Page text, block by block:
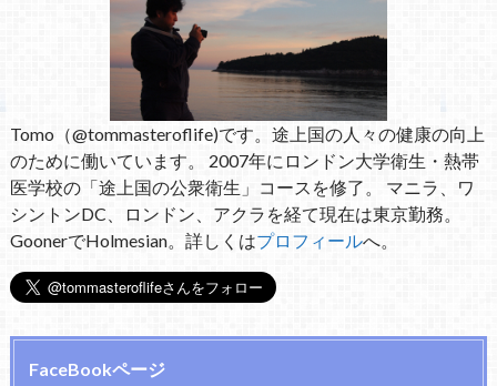
Tomo（@tommasteroflife)です。途上国の人々の健康の向上
のために働いています。 2007年にロンドン大学衛生・熱帯
医学校の「途上国の公衆衛生」コースを修了。 マニラ、ワ
シントンDC、ロンドン、アクラを経て現在は東京勤務。
GoonerでHolmesian。詳しくはプロフィールへ。
FaceBookページ